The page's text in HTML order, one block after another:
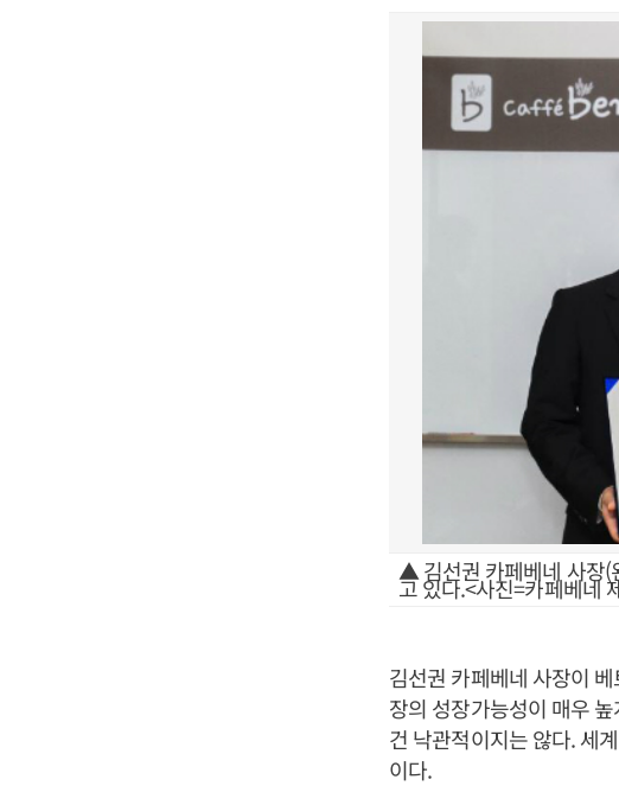
▲ 김선권 카페베네 사장(
고 있다.<사진=카페베네
김선권 카페베네 사장이
장의 성장가능성이 매우
건 낙관적이지는 않다. 세
이다.